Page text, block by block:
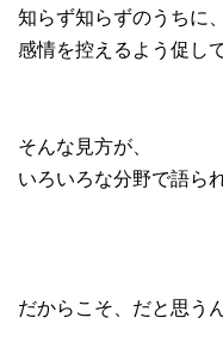
知らず知らずのうちに、
感情を控えるよう促し
そんな見方が、
いろいろな分野で語ら
だからこそ、だと思う